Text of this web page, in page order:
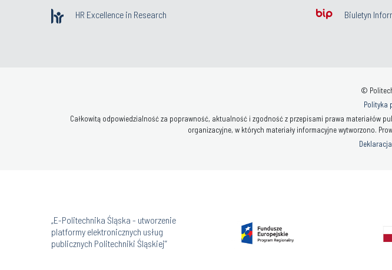
HR Excellence in Research Biuletyn
©
Polityka
Całkowitą odpowiedzialność za poprawność, aktualność i zgodność z przepisami prawa materiałów
organizacyjne, w których materiały informacyjne wytworzono.
„E-Politechnika Śląska - utworzenie
platformy elektronicznych usług
publicznych Politechniki Śląskiej”